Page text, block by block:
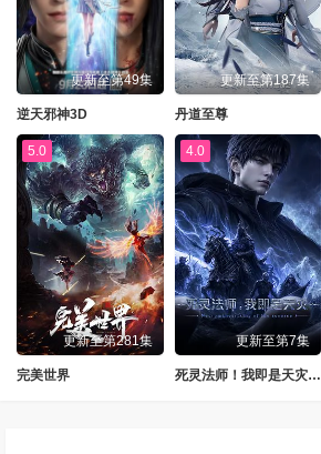
更新至第49集
逆天邪神3D
更新至第187集
丹道至尊
5.0
更新至第281集
完美世界
4.0
更新至第7集
死灵法师！我即是天灾动漫版